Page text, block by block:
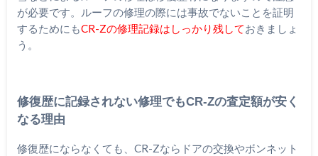
が必要です。ルーフの修理の際には事故でないことを証明
するためにもCR-Zの修理記録はしっかり残しておきましょ
う。
修復歴に記録されない修理でもCR-Zの査定額が安く
なる理由
修復歴にならなくても、CR-Zならドアの交換やボンネット